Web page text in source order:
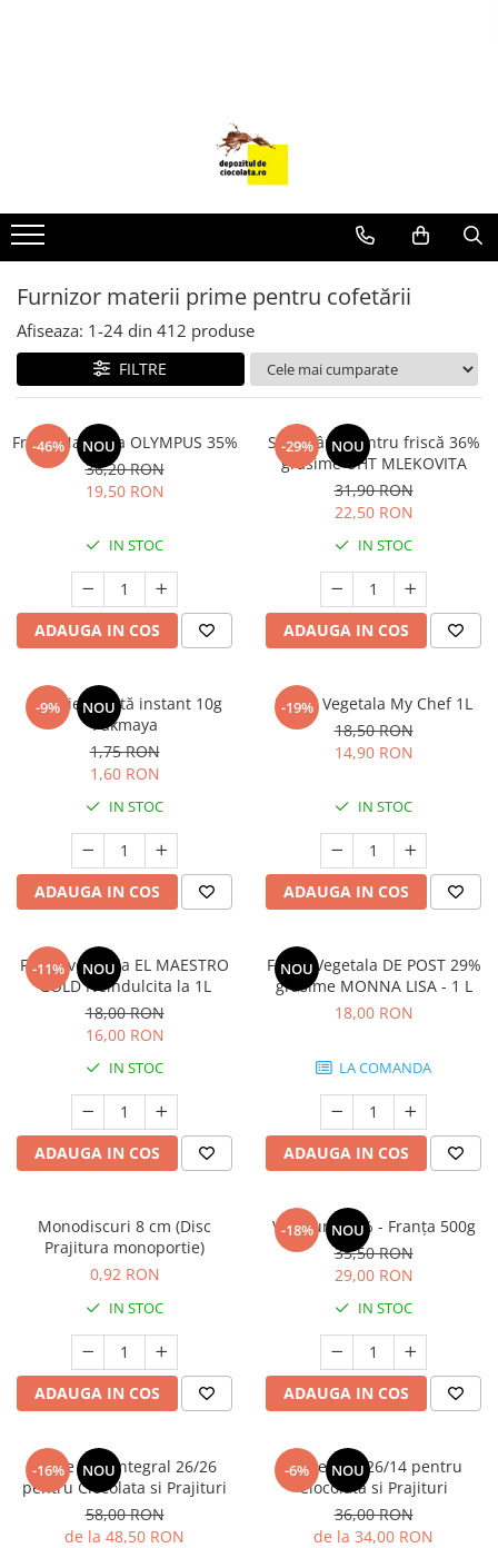
GLAZURI, UMPLUTURI, CREME
USTENSILE SI FORME SILICON
PASTA DE ZAHAR
AMBALAJE
DIVERSE
FRISCA, UNT, LAPTE CONDENSAT
COJI TARTE
AROME
Furnizor materii prime pentru cofetării
Afiseaza: 1-24 din 412 produse
FILTRE
-46% NOU
Frisca Naturala OLYMPUS 35%
36,20 RON
19,50 RON
IN STOC
ADAUGA IN COS
-29% NOU
Smântână pentru friscă 36%
grăsime UHT MLEKOVITA
31,90 RON
22,50 RON
IN STOC
ADAUGA IN COS
-9% NOU
Drojdie uscată instant 10g
Pakmaya
1,75 RON
1,60 RON
IN STOC
ADAUGA IN COS
-19%
Frisca Vegetala My Chef 1L
18,50 RON
14,90 RON
IN STOC
ADAUGA IN COS
-11% NOU
Frisca vegetala EL MAESTRO
GOLD Neindulcita la 1L
18,00 RON
16,00 RON
IN STOC
ADAUGA IN COS
NOU
Frisca Vegetala DE POST 29%
grasime MONNA LISA - 1 L
18,00 RON
LA COMANDA
ADAUGA IN COS
Monodiscuri 8 cm (Disc
Prajitura monoportie)
0,92 RON
IN STOC
ADAUGA IN COS
-18% NOU
Voila unt 82% - Franța 500g
35,50 RON
29,00 RON
IN STOC
ADAUGA IN COS
-16% NOU
Lapte Praf Integral 26/26
pentru Ciocolata si Prajituri
58,00 RON
de la 48,50 RON
-6% NOU
Lapte Praf 26/14 pentru
Ciocolata si Prajituri
36,00 RON
de la 34,00 RON